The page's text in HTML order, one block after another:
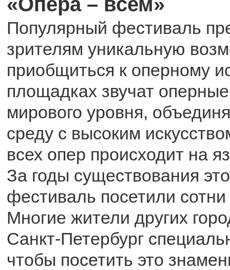
Популярный фестиваль
зрителям уникальную
приобщиться к оперному
площадках звучат
мирового уровня,
среду с высоким
всех опер происходит на
За годы существования
фестиваль посетили
Многие жители других
Санкт-Петербург
чтобы посетить это